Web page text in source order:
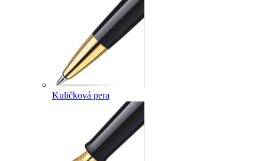
Kuličková pera